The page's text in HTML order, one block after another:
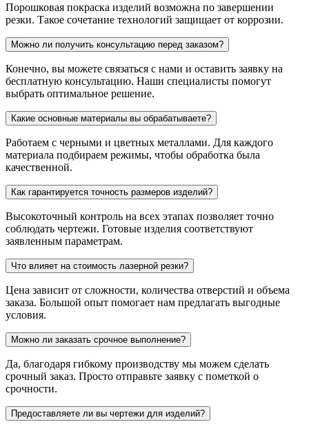
Порошковая покраска изделий возможна по завершении
резки. Такое сочетание технологий защищает от коррозии.
Можно ли получить консультацию перед заказом?
Конечно, вы можете связаться с нами и оставить заявку на
бесплатную консультацию. Наши специалисты помогут
выбрать оптимальное решение.
Какие основные материалы вы обрабатываете?
Работаем с черными и цветных металлами. Для каждого
материала подбираем режимы, чтобы обработка была
качественной.
Как гарантируется точность размеров изделий?
Высокоточный контроль на всех этапах позволяет точно
соблюдать чертежи. Готовые изделия соответствуют
заявленным параметрам.
Что влияет на стоимость лазерной резки?
Цена зависит от сложности, количества отверстий и объема
заказа. Большой опыт помогает нам предлагать выгодные
условия.
Можно ли заказать срочное выполнение?
Да, благодаря гибкому производству мы можем сделать
срочный заказ. Просто отправьте заявку с пометкой о
срочности.
Предоставляете ли вы чертежи для изделий?